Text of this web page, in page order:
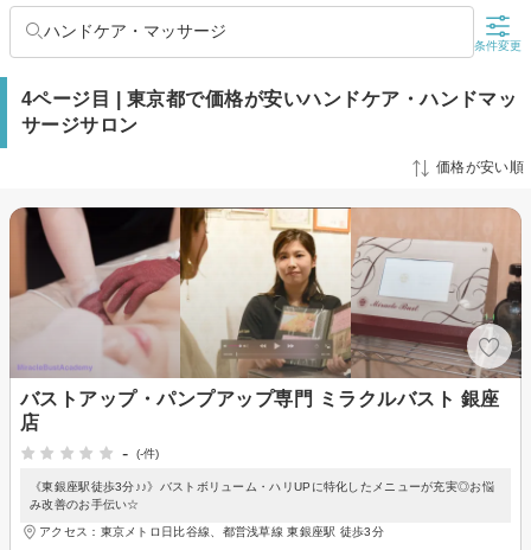
ハンドケア・マッサージ
条件変更
4ページ目 | 東京都で価格が安いハンドケア・ハンドマッ
サージサロン
価格が安い順
バストアップ・パンプアップ専門 ミラクルバスト 銀座
店
-
(-件)
《東銀座駅徒歩3分♪♪》バストボリューム・ハリUPに特化したメニューが充実◎お悩
み改善のお手伝い☆
アクセス：東京メトロ日比谷線、都営浅草線 東銀座駅 徒歩3分